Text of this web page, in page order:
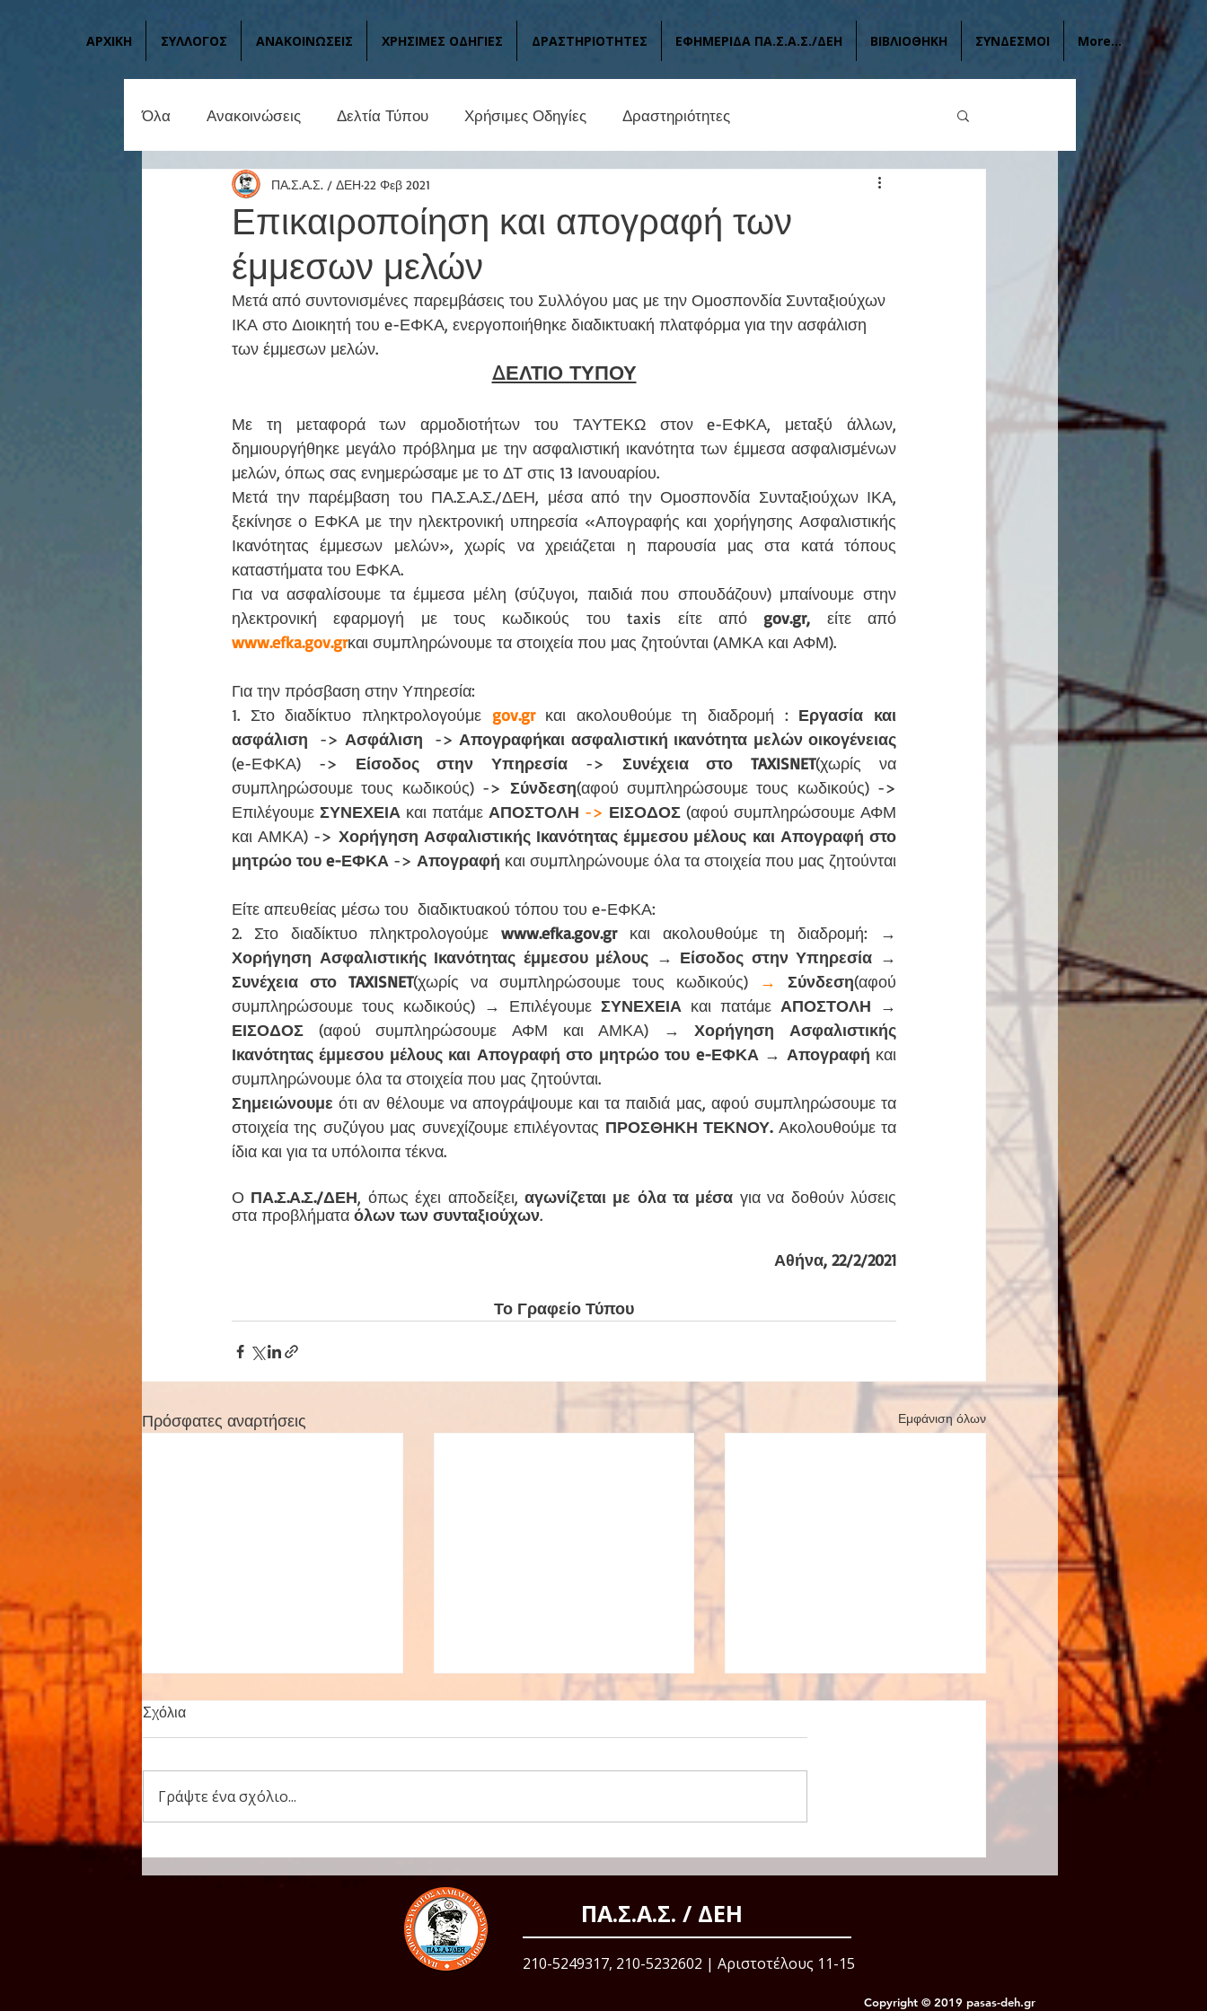
ΑΡΧΙΚΗ ΣΥΛΛΟΓΟΣ ΑΝΑΚΟΙΝΩΣΕΙΣ ΧΡΗΣΙΜΕΣ ΟΔΗΓΙΕΣ ΔΡΑΣΤΗΡΙΟΤΗΤΕΣ ΕΦΗΜΕΡΙΔΑ ΠΑ.Σ.Α.Σ./ΔΕΗ ΒΙΒΛΙΟΘΗΚΗ ΣΥΝΔΕΣΜΟΙ More...
Όλα Ανακοινώσεις Δελτία Τύπου Χρήσιμες Οδηγίες Δραστηριότητες
Επικαιροποίηση και απογραφή των
έμμεσων μελών
ΠΑ.Σ.Α.Σ. / ΔΕΗ 22 Φεβ 2021
Μετά από συντονισμένες παρεμβάσεις του Συλλόγου μας με την Ομοσπονδία Συνταξιούχων
ΙΚΑ στο Διοικητή του e-ΕΦΚΑ, ενεργοποιήθηκε διαδικτυακή πλατφόρμα για την ασφάλιση
των έμμεσων μελών.
ΔΕΛΤΙΟ ΤΥΠΟΥ
Με τη μεταφορά των αρμοδιοτήτων του ΤΑΥΤΕΚΩ στον e-ΕΦΚΑ, μεταξύ άλλων,
δημιουργήθηκε μεγάλο πρόβλημα με την ασφαλιστική ικανότητα των έμμεσα ασφαλισμένων
μελών, όπως σας ενημερώσαμε με το ΔΤ στις 13 Ιανουαρίου.
Μετά την παρέμβαση του ΠΑ.Σ.Α.Σ./ΔΕΗ, μέσα από την Ομοσπονδία Συνταξιούχων ΙΚΑ,
ξεκίνησε ο ΕΦΚΑ με την ηλεκτρονική υπηρεσία «Απογραφής και χορήγησης Ασφαλιστικής
Ικανότητας έμμεσων μελών», χωρίς να χρειάζεται η παρουσία μας στα κατά τόπους
καταστήματα του ΕΦΚΑ.
Για να ασφαλίσουμε τα έμμεσα μέλη (σύζυγοι, παιδιά που σπουδάζουν) μπαίνουμε στην
ηλεκτρονική εφαρμογή με τους κωδικούς του taxis είτε από gov.gr,
www.efka.gov.grκαι συμπληρώνουμε τα στοιχεία που μας ζητούνται (ΑΜΚΑ και ΑΦΜ).
Για την πρόσβαση στην Υπηρεσία:
1. Στο διαδίκτυο πληκτρολογούμε gov.gr και ακολουθούμε τη διαδρομή : Εργασία και
ασφάλιση
  ->
Ασφάλιση
  ->
Απογραφήκαι ασφαλιστική ικανότητα μελών οικογένειας
(e-ΕΦΚΑ) -> Είσοδος στην Υπηρεσία -> Συνέχεια στο TAXISNET(χωρίς να
συμπληρώσουμε τους κωδικούς) -> Σύνδεση(αφού συμπληρώσουμε τους κωδικούς) ->
Επιλέγουμε ΣΥΝΕΧΕΙΑ και πατάμε ΑΠΟΣΤΟΛΗ -> ΕΙΣΟΔΟΣ (αφού συμπληρώσουμε ΑΦΜ
και ΑΜΚΑ) -> Χορήγηση Ασφαλιστικής Ικανότητας έμμεσου μέλους και Απογραφή στο
μητρώο του e-ΕΦΚΑ -> Απογραφή και συμπληρώνουμε όλα τα στοιχεία που μας ζητούνται
Είτε απευθείας μέσω του  διαδικτυακού τόπου του e-ΕΦΚΑ:
2. Στο διαδίκτυο πληκτρολογούμε www.efka.gov.gr
Χορήγηση Ασφαλιστικής Ικανότητας έμμεσου μέλους → Είσοδος στην Υπηρεσία
Συνέχεια στο TAXISNET(χωρίς να συμπληρώσουμε τους κωδικούς) → Σύνδεση(αφού
συμπληρώσουμε τους κωδικούς) → Επιλέγουμε ΣΥΝΕΧΕΙΑ και πατάμε ΑΠΟΣΤΟΛΗ
ΕΙΣΟΔΟΣ (αφού συμπληρώσουμε ΑΦΜ και ΑΜΚΑ) → Χορήγηση Ασφαλιστικής
Ικανότητας έμμεσου μέλους και Απογραφή στο μητρώο του e-ΕΦΚΑ → Απογραφή και
συμπληρώνουμε όλα τα στοιχεία που μας ζητούνται.
Σημειώνουμε ότι αν θέλουμε να απογράψουμε και τα παιδιά μας, αφού συμπληρώσουμε τα
στοιχεία της συζύγου μας συνεχίζουμε επιλέγοντας ΠΡΟΣΘΗΚΗ ΤΕΚΝΟΥ. Ακολουθούμε τα
ίδια και για τα υπόλοιπα τέκνα.
Ο ΠΑ.Σ.Α.Σ./ΔΕΗ, όπως έχει αποδείξει, αγωνίζεται με όλα τα μέσα για να δοθούν λύσεις
στα προβλήματα όλων των συνταξιούχων.
Αθήνα, 22/2/2021
Το Γραφείο Τύπου
Πρόσφατες αναρτήσεις Εμφάνιση όλων
Ο ΠΑ.Σ.Α.Σ./ΔΕΗ πάει
καλοκαιρινών διακοπών τα
Γραφεία του Συλλόγου μας θα
διαμαρτυρίας στον ΑΗΣ
Πτολεμαϊδας
Δελτίο τύπου για την
αποτελεί μια ενέργεια με ιδιαίτερο
Σχόλια
Γράψτε ένα σχόλιο...
ΠΑ.Σ.Α.Σ. / ΔΕΗ
210-5249317, 210-5232602 | Αριστοτέλους 11-15
Copyright © 2019 pasas-deh.gr